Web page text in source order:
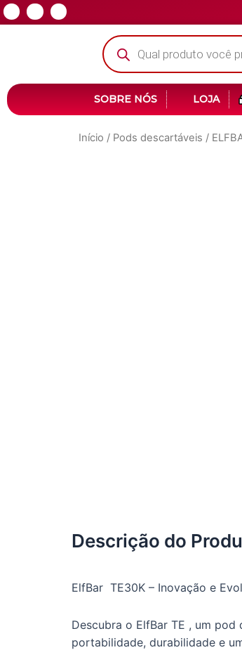
SOBRE NÓS LOJA
Início / Pods descartáveis /
Descrição do
ElfBar TE30K – Inovação e
Descubra o ElfBar TE , um
portabilidade, durabilidade e